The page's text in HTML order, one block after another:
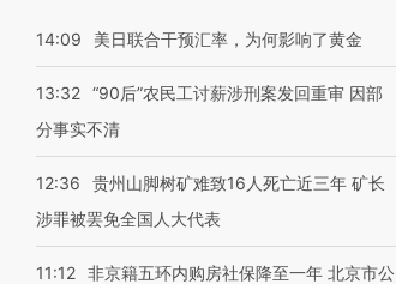
14:09 美日联合干预汇率，为何影响了黄金
13:32 “90后”农民工讨薪涉刑案发回重审 因部
分事实不清
12:36
贵州山脚树矿难致16人死亡近三年 矿长
涉罪被罢免全国人大代表
11:12 非京籍五环内购房社保降至一年 北京市公